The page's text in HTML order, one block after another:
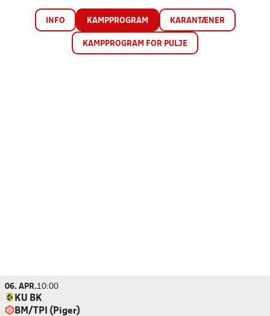
INFO KAMPPROGRAM KARANTÆNER
KAMPPROGRAM FOR PULJE
06. APR.10:00
KU BK
BM/TPI (Piger)